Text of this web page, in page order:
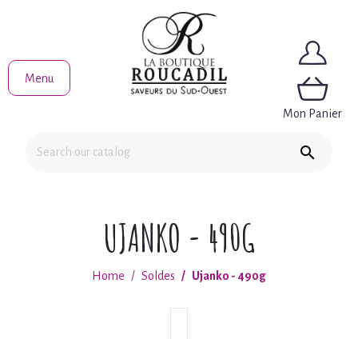
Menu

Mon Panier
UJANKO - 490G
Home Soldes Ujanko - 490g